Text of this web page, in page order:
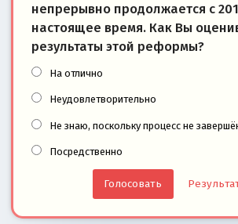
непрерывно продолжается с
настоящее время. Как Вы
результаты этой реформы?
На отлично
Неудовлетворительно
Не знаю, поскольку процесс не
Посредственно